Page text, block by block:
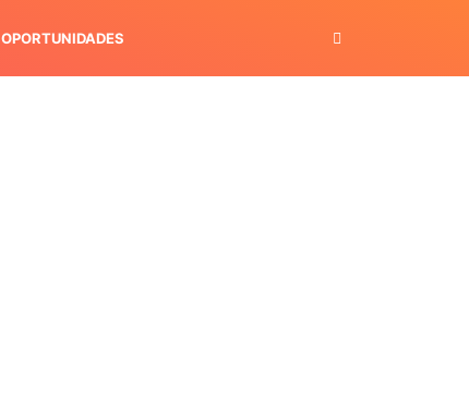
OPORTUNIDADES